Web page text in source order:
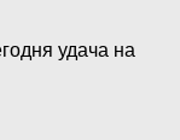
удача на